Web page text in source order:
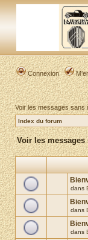
Connexion
Voir les messages sans
Index du forum
Voir les messages
dans
dans
dans